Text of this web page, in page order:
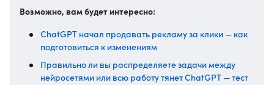
Возможно, вам будет интересно:
ChatGPT начал продавать рекламу за клики — как
подготовиться к изменениям
Правильно ли вы распределяете задачи между
нейросетями или всю работу тянет ChatGPT — тест